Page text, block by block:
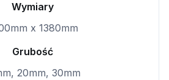
Wymiary
x 1380mm
Grubość
20mm, 30mm